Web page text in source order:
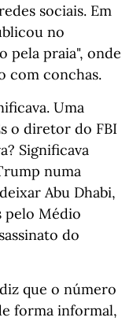
sociais. Em
no
pela praia", onde
com conchas.
Uma
o diretor do FBI
Significava
numa
Abu Dhabi,
pelo Médio
do
que o número
forma informal,